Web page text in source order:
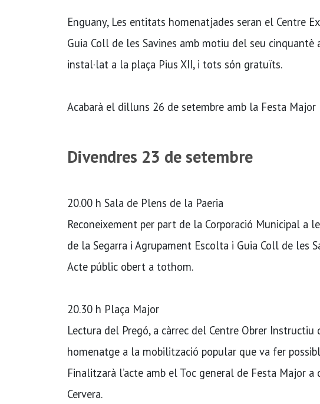
Enguany, Les entitats homenatjades seran el Centre
Guia Coll de les Savines amb motiu del seu cinquantè
instal·lat a la plaça Pius XII, i tots són gratuïts.
Acabarà el dilluns 26 de setembre amb la Festa
Divendres 23 de setembre
20.00 h Sala de Plens de la Paeria
Reconeixement per part de la Corporació Municipal
de la Segarra i Agrupament Escolta i Guia Coll de les
Acte públic obert a tothom.
20.30 h Plaça Major
Lectura del Pregó, a càrrec del Centre Obrer Instructiu
homenatge a la mobilització popular que va fer
Finalitzarà l’acte amb el Toc general de Festa Major a
Cervera.